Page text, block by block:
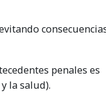
penales es
la salud).